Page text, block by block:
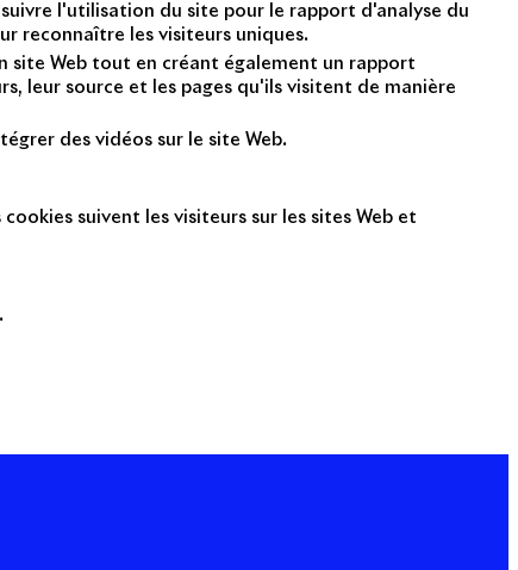
l'utilisation du site pour le rapport d'analyse du
reconnaître les visiteurs uniques.
site Web tout en créant également un rapport
leur source et les pages qu'ils visitent de manière
des vidéos sur le site Web.
suivent les visiteurs sur les sites Web et